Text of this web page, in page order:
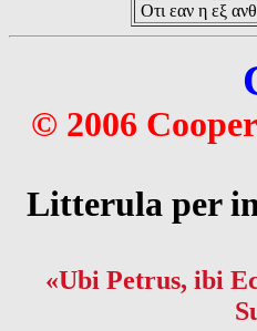
Οτι εαν η εξ
© 2006
Litterula per
«Ubi Petrus, ibi